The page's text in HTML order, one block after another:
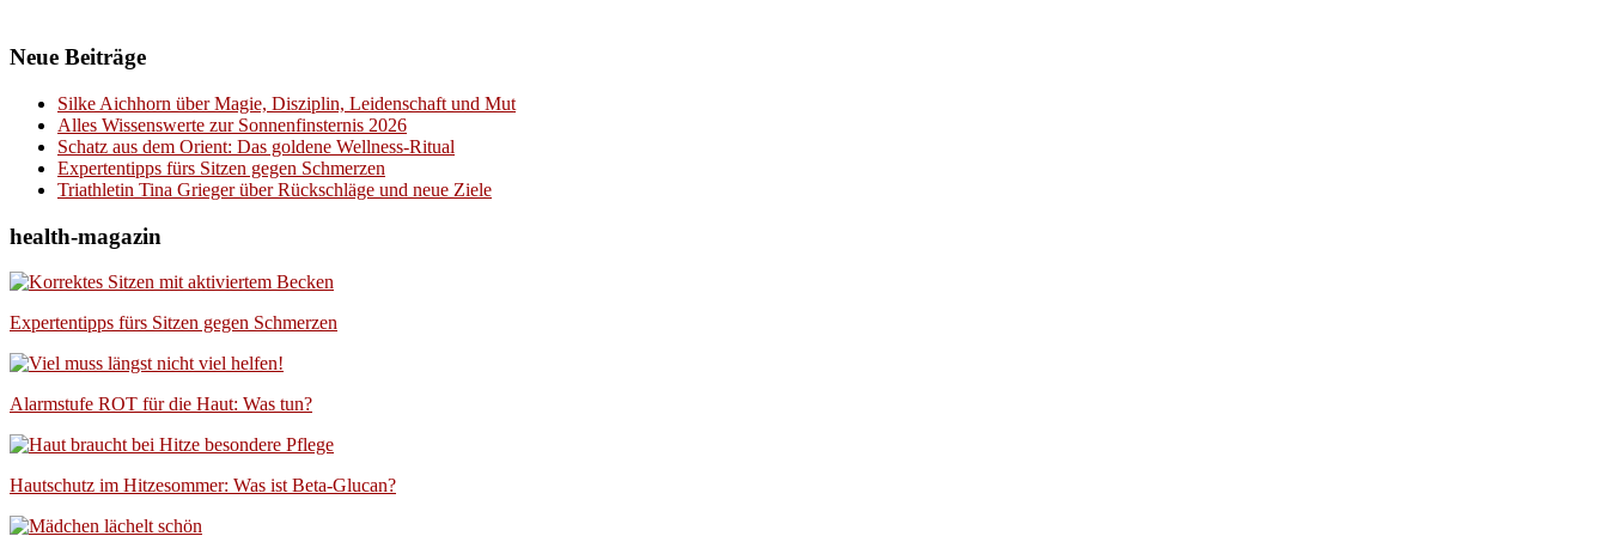
Neue Beiträge
Silke Aichhorn über Magie, Disziplin, Leidenschaft und Mut
Alles Wissenswerte zur Sonnenfinsternis 2026
Schatz aus dem Orient: Das goldene Wellness-Ritual
Expertentipps fürs Sitzen gegen Schmerzen
Triathletin Tina Grieger über Rückschläge und neue Ziele
health-magazin
Expertentipps fürs Sitzen gegen Schmerzen
Alarmstufe ROT für die Haut: Was tun?
Hautschutz im Hitzesommer: Was ist Beta-Glucan?